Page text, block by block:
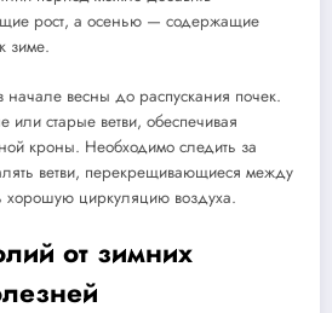
рост, а осенью — содержащие
зиме.
начале весны до распускания почек.
старые ветви, обеспечивая
кроны. Необходимо следить за
ветви, перекрещивающиеся между
хорошую циркуляцию воздуха.
от зимних